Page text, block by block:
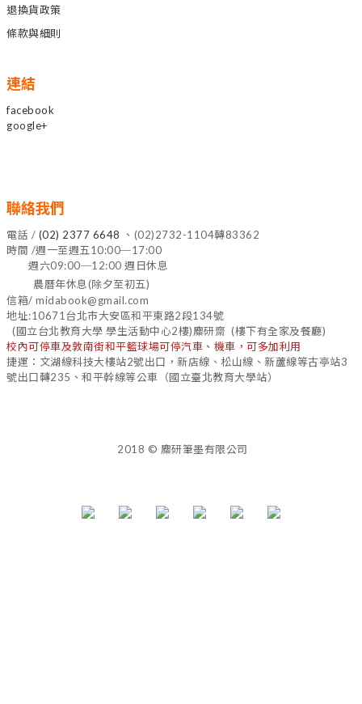
退換貨政策
條款與細則
連結
facebook
google+
聯絡我們
電話 / (02) 2377 6648
、(02)2732-1104轉83362
時間 /週一至週五10:00─17:00
週六09:00─12:00 週日休息
農曆年休息(除夕至初五)
信箱/ midabook@gmail.com
地址:10671台北市大安區和平東路2段134號
(國立台北教育大學 學生活動中心2樓)麋研齋 (樓下有全家及餐廳)
校內可停車及敦南街和平籃球場可停汽車、機車，可多加利用
捷運：文湖線科技大樓站2號出口，新店線、松山線、新蘆線等古亭站3
號出口轉235、和平幹線等公車（國立臺北教育大學站）
2018 © 麋研筆墨有限公司